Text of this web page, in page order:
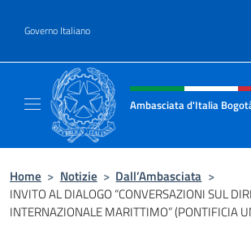
Governo Italiano
Intestazione sito,
Ambasciata d'Italia
Home > Notizie > Dall’Ambasciata >
INVITO AL DIALOGO “CONVERSAZIONI SUL
INTERNAZIONALE MARITTIMO” (PONTIFICIA